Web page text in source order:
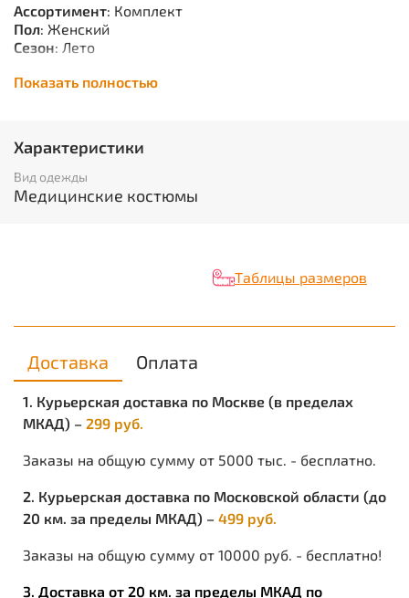
Ассортимент: Комплект
Пол: Женский
Сезон: Лето
Сырье: Смесовая
Воротник «стойка». Рукава втачные, короткие с
цельнокроеными манжетами. Полочка с одним
верхним и двумя нижними накладными карманами.
По верхнему краю карманов выполнена имитация
застегивающимся на пуговицу, частично стянутым
Объём в кубических метрах
Показать полностью
Характеристики
Вид одежды
Медицинские костюмы
Таблицы размеров
Доставка Оплата
1. Курьерская доставка по Москве (в пределах
МКАД) – 299 руб.
Заказы на общую сумму от 5000 тыс. - бесплатно.
2. Курьерская доставка по Московской области (до
20 км. за пределы МКАД) – 499 руб.
Заказы на общую сумму от 10000 руб. - бесплатно!
3. Доставка от 20 км. за пределы МКАД по